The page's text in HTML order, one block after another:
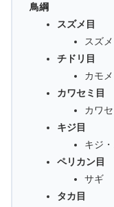
鳥綱
スズメ目
スズ
チドリ目
カモメ
カワセミ目
カワセ
キジ目
キジ
ペリカン目
サギ
タカ目